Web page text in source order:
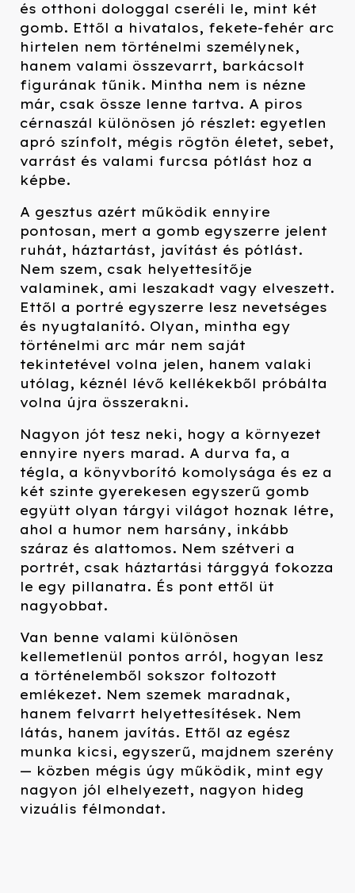
és otthoni dologgal cseréli le, mint két
gomb. Ettől a hivatalos, fekete-fehér arc
hirtelen nem történelmi személynek,
hanem valami összevarrt, barkácsolt
figurának tűnik. Mintha nem is nézne
már, csak össze lenne tartva. A piros
cérnaszál különösen jó részlet: egyetlen
apró színfolt, mégis rögtön életet, sebet,
varrást és valami furcsa pótlást hoz a
képbe.
A gesztus azért működik ennyire
pontosan, mert a gomb egyszerre jelent
ruhát, háztartást, javítást és pótlást.
Nem szem, csak helyettesítője
valaminek, ami leszakadt vagy elveszett.
Ettől a portré egyszerre lesz nevetséges
és nyugtalanító. Olyan, mintha egy
történelmi arc már nem saját
tekintetével volna jelen, hanem valaki
utólag, kéznél lévő kellékekből próbálta
volna újra összerakni.
Nagyon jót tesz neki, hogy a környezet
ennyire nyers marad. A durva fa, a
tégla, a könyvborító komolysága és ez a
két szinte gyerekesen egyszerű gomb
együtt olyan tárgyi világot hoznak létre,
ahol a humor nem harsány, inkább
száraz és alattomos. Nem szétveri a
portrét, csak háztartási tárggyá fokozza
le egy pillanatra. És pont ettől üt
nagyobbat.
Van benne valami különösen
kellemetlenül pontos arról, hogyan lesz
a történelemből sokszor foltozott
emlékezet. Nem szemek maradnak,
hanem felvarrt helyettesítések. Nem
látás, hanem javítás. Ettől az egész
munka kicsi, egyszerű, majdnem szerény
— közben mégis úgy működik, mint egy
nagyon jól elhelyezett, nagyon hideg
vizuális félmondat.